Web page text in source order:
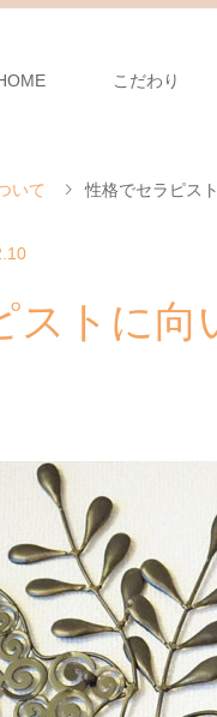
こだわり
いて 性格でセラピス
ストに向